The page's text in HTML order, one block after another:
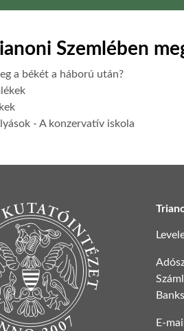
Szemlében
a békét a háború után?
- A konzervatív iskola
E-